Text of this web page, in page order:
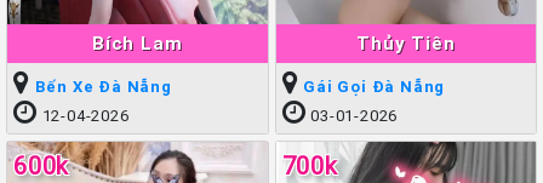
Bích Lam
Bến Xe Đà Nẵng
12-04-2026
Thủy Tiên
Gái Gọi Đà Nẵng
03-01-2026
600k 700k